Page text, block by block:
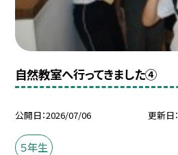
自然教室へ行ってきました④
公開日 2026/07/06 更新日
５年生